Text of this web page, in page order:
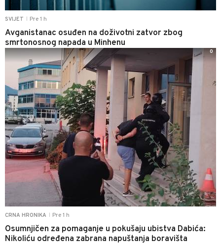
SVIJET Pre 1 h
Avganistanac osuđen na doživotni zatvor zbog
smrtonosnog napada u Minhenu
CRNA HRONIKA Pre 1 h
Osumnjičen za pomaganje u pokušaju ubistva Dabića:
Nikoliću određena zabrana napuštanja boravišta
0